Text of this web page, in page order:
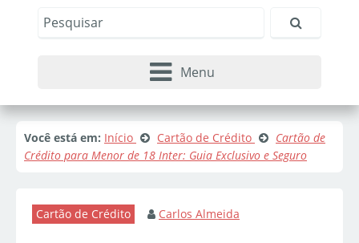
Menu
Você está em: Início Cartão de Crédito
Cartão de
Crédito para Menor de 18 Inter: Guia Exclusivo e Seguro
Cartão de Crédito Carlos Almeida